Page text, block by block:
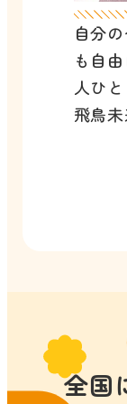
自分
も自
人ひ
飛鳥
全国